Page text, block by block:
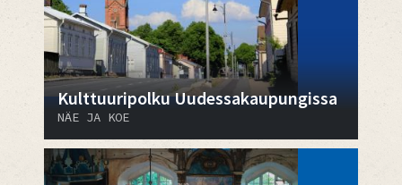
Kulttuuripolku Uudessakaupungissa
NÄE JA KOE